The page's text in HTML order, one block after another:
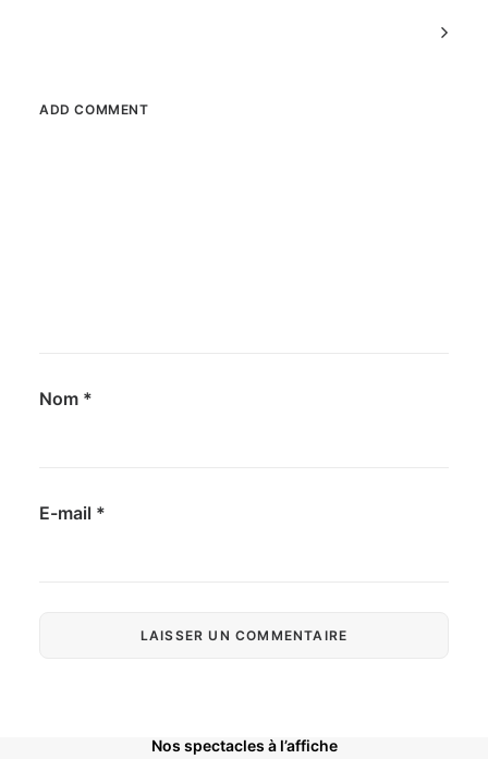
navigation
ADD COMMENT
Nom *
E-mail *
Nos spectacles à l’affiche